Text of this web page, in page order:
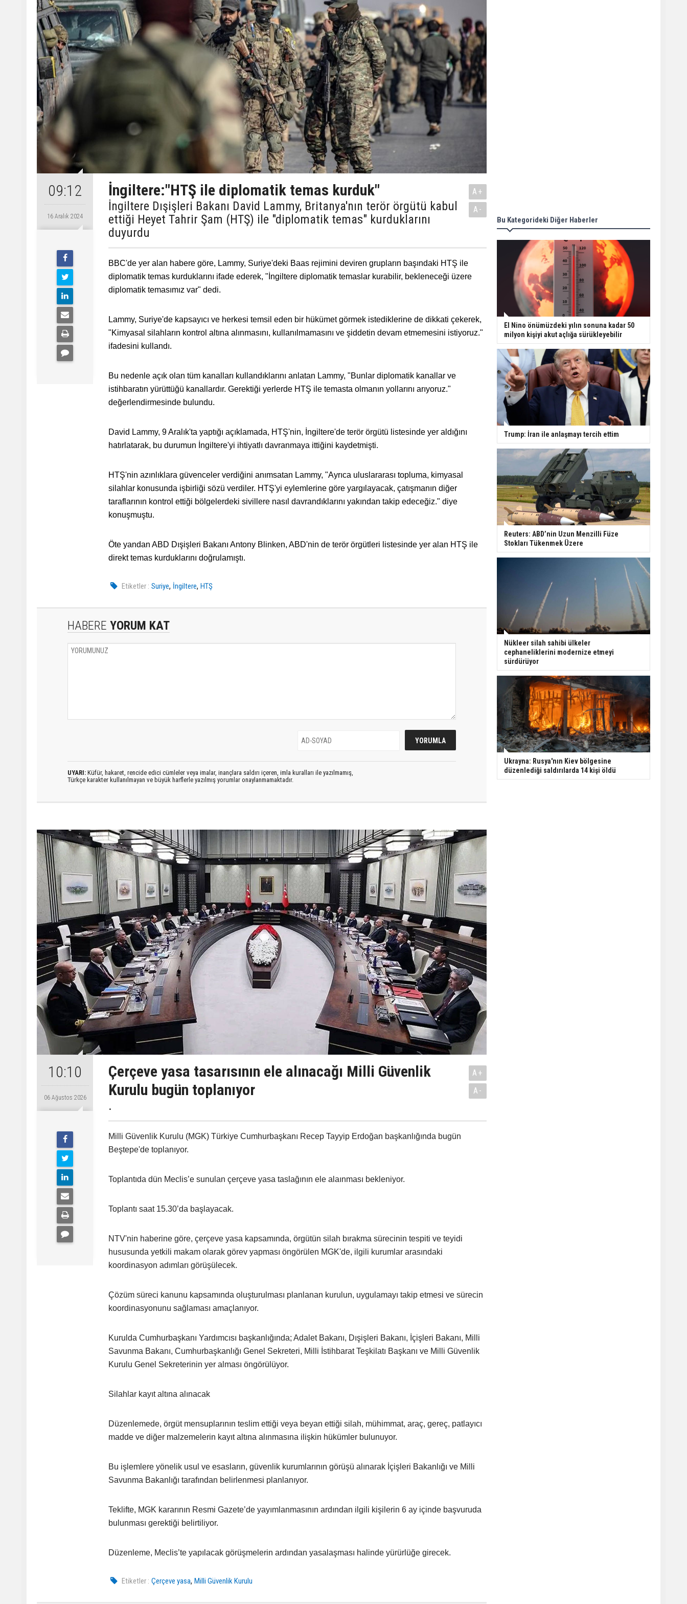
09:12
16 Aralık 2024
İngiltere:"HTŞ ile diplomatik temas kurduk"
İngiltere Dışişleri Bakanı David Lammy, Britanya'nın terör örgütü kabul
ettiği Heyet Tahrir Şam (HTŞ) ile "diplomatik temas" kurduklarını
duyurdu
A+
A-
BBC'de yer alan habere göre, Lammy, Suriye'deki Baas rejimini deviren grupların başındaki HTŞ ile
diplomatik temas kurduklarını ifade ederek, "İngiltere diplomatik temaslar kurabilir, bekleneceği üzere
diplomatik temasımız var" dedi.
Lammy, Suriye'de kapsayıcı ve herkesi temsil eden bir hükümet görmek istediklerine de dikkati çekerek,
"Kimyasal silahların kontrol altına alınmasını, kullanılmamasını ve şiddetin devam etmemesini istiyoruz."
ifadesini kullandı.
Bu nedenle açık olan tüm kanalları kullandıklarını anlatan Lammy, "Bunlar diplomatik kanallar ve
istihbaratın yürüttüğü kanallardır. Gerektiği yerlerde HTŞ ile temasta olmanın yollarını arıyoruz."
değerlendirmesinde bulundu.
David Lammy, 9 Aralık'ta yaptığı açıklamada, HTŞ'nin, İngiltere'de terör örgütü listesinde yer aldığını
hatırlatarak, bu durumun İngiltere'yi ihtiyatlı davranmaya ittiğini kaydetmişti.
HTŞ'nin azınlıklara güvenceler verdiğini anımsatan Lammy, "Ayrıca uluslararası topluma, kimyasal
silahlar konusunda işbirliği sözü verdiler. HTŞ'yi eylemlerine göre yargılayacak, çatışmanın diğer
taraflarının kontrol ettiği bölgelerdeki sivillere nasıl davrandıklarını yakından takip edeceğiz." diye
konuşmuştu.
Öte yandan ABD Dışişleri Bakanı Antony Blinken, ABD'nin de terör örgütleri listesinde yer alan HTŞ ile
direkt temas kurduklarını doğrulamıştı.
Etiketler : Suriye, İngiltere,HTŞ
HABERE YORUM KAT
UYARI: Küfür, hakaret, rencide edici cümleler veya imalar, inançlara saldırı içeren, imla kuralları ile yazılmamış,
Türkçe karakter kullanılmayan ve büyük harflerle yazılmış yorumlar onaylanmamaktadır.
10:10
06 Ağustos 2026
Çerçeve yasa tasarısının ele alınacağı Milli Güvenlik
Kurulu bugün toplanıyor
.
A+
A-
Milli Güvenlik Kurulu (MGK) Türkiye Cumhurbaşkanı Recep Tayyip Erdoğan başkanlığında bugün
Beştepe'de toplanıyor.
Toplantıda dün Meclis’e sunulan çerçeve yasa taslağının ele alaınması bekleniyor.
Toplantı saat 15.30’da başlayacak.
NTV'nin haberine göre, çerçeve yasa kapsamında, örgütün silah bırakma sürecinin tespiti ve teyidi
hususunda yetkili makam olarak görev yapması öngörülen MGK'de, ilgili kurumlar arasındaki
koordinasyon adımları görüşülecek.
Çözüm süreci kanunu kapsamında oluşturulması planlanan kurulun, uygulamayı takip etmesi ve sürecin
koordinasyonunu sağlaması amaçlanıyor.
Kurulda Cumhurbaşkanı Yardımcısı başkanlığında; Adalet Bakanı, Dışişleri Bakanı, İçişleri Bakanı, Milli
Savunma Bakanı, Cumhurbaşkanlığı Genel Sekreteri, Milli İstihbarat Teşkilatı Başkanı ve Milli Güvenlik
Kurulu Genel Sekreterinin yer alması öngörülüyor.
Silahlar kayıt altına alınacak
Düzenlemede, örgüt mensuplarının teslim ettiği veya beyan ettiği silah, mühimmat, araç, gereç, patlayıcı
madde ve diğer malzemelerin kayıt altına alınmasına ilişkin hükümler bulunuyor.
Bu işlemlere yönelik usul ve esasların, güvenlik kurumlarının görüşü alınarak İçişleri Bakanlığı ve Milli
Savunma Bakanlığı tarafından belirlenmesi planlanıyor.
Teklifte, MGK kararının Resmi Gazete’de yayımlanmasının ardından ilgili kişilerin 6 ay içinde başvuruda
bulunması gerektiği belirtiliyor.
Düzenleme, Meclis’te yapılacak görüşmelerin ardından yasalaşması halinde yürürlüğe girecek.
Etiketler : Çerçeve yasa,Milli Güvenlik Kurulu
Bu Kategorideki Diğer Haberler
El Nino önümüzdeki yılın sonuna kadar 50
milyon kişiyi akut açlığa sürükleyebilir
Trump: İran ile anlaşmayı tercih ettim
Reuters: ABD’nin Uzun Menzilli Füze
Stokları Tükenmek Üzere
Nükleer silah sahibi ülkeler
cephaneliklerini modernize etmeyi
sürdürüyor
Ukrayna: Rusya'nın Kiev bölgesine
düzenlediği saldırılarda 14 kişi öldü